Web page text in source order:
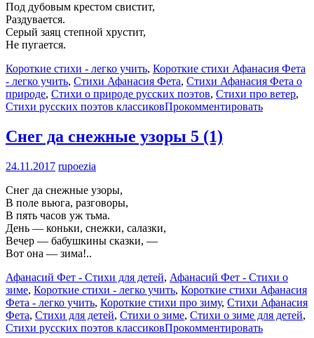
Под дубовым крестом свистит,
Раздувается.
Серый заяц степной хрустит,
Не пугается.
Короткие стихи - легко учить, Короткие стихи Афанасия Фета
- легко учить, Стихи Афанасия Фета, Стихи Афанасия Фета о
природе, Стихи о природе русских поэтов, Стихи про ветер,
Стихи русских поэтов классиковПрокомментировать
Снег да снежные узоры 5 (1)
24.11.2017 rupoezia
Снег да снежные узоры,
В поле вьюга, разговоры,
В пять часов уж тьма.
День — коньки, снежки, салазки,
Вечер — бабушкины сказки, —
Вот она — зима!..
Афанасий Фет - Стихи для детей, Афанасий Фет - Стихи о
зиме, Короткие стихи - легко учить, Короткие стихи Афанасия
Фета - легко учить, Короткие стихи про зиму, Стихи Афанасия
Фета, Стихи для детей, Стихи о зиме, Стихи о зиме для детей,
Стихи русских поэтов классиковПрокомментировать